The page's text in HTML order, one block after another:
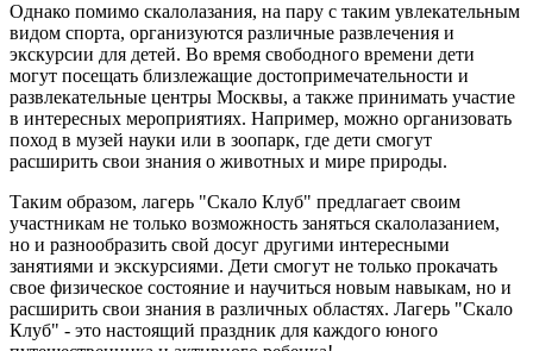
Однако помимо скалолазания, на пару с таким увлекательным
видом спорта, организуются различные развлечения и
экскурсии для детей. Во время свободного времени дети
могут посещать близлежащие достопримечательности и
развлекательные центры Москвы, а также принимать участие
в интересных мероприятиях. Например, можно организовать
поход в музей науки или в зоопарк, где дети смогут
расширить свои знания о животных и мире природы.
Таким образом, лагерь "Скало Клуб" предлагает своим
участникам не только возможность заняться скалолазанием,
но и разнообразить свой досуг другими интересными
занятиями и экскурсиями. Дети смогут не только прокачать
свое физическое состояние и научиться новым навыкам, но и
расширить свои знания в различных областях. Лагерь "Скало
Клуб" - это настоящий праздник для каждого юного